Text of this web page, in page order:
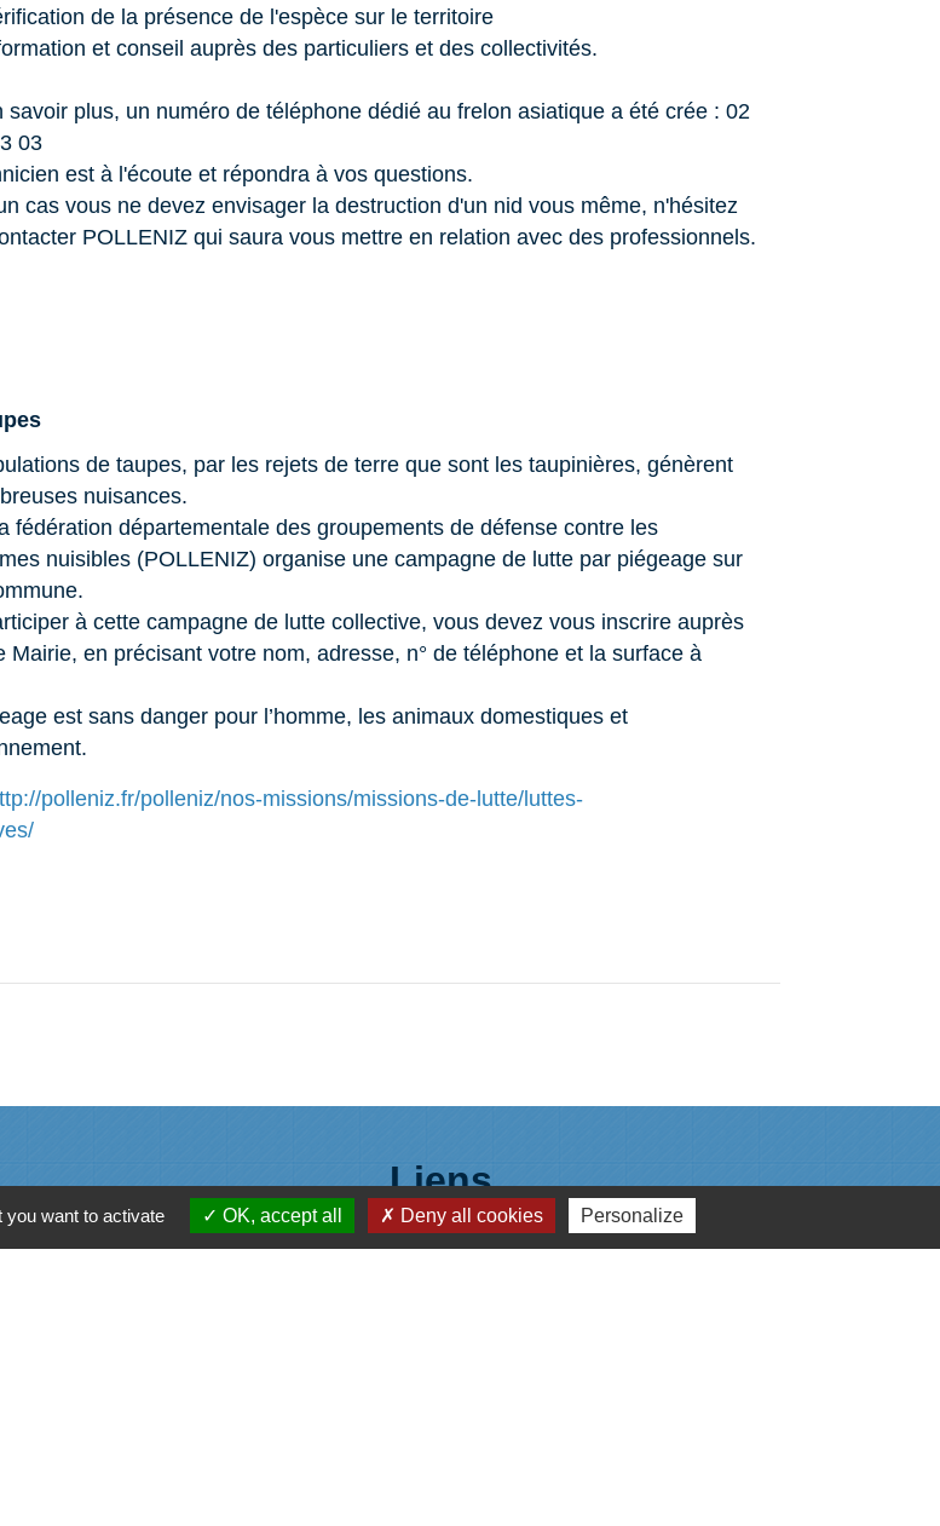
de la présence de l'espèce sur le territoire
et conseil auprès des particuliers et des collectivités.
savoir plus, un numéro de téléphone dédié au frelon asiatique a été crée : 02
03
est à l'écoute et répondra à vos questions.
cas vous ne devez envisager la destruction d'un nid vous même, n'hésitez
POLLENIZ qui saura vous mettre en relation avec des professionnels.
de taupes, par les rejets de terre que sont les taupinières, génèrent
nuisances.
fédération départementale des groupements de défense contre les
nuisibles (POLLENIZ) organise une campagne de lutte par piégeage sur
à cette campagne de lutte collective, vous devez vous inscrire auprès
Mairie, en précisant votre nom, adresse, n° de téléphone et la surface à
est sans danger pour l’homme, les animaux domestiques et
polleniz.fr/polleniz/nos-missions/missions-de-lutte/luttes-
Liens
want to activate OK, accept all Deny all cookies Personalize